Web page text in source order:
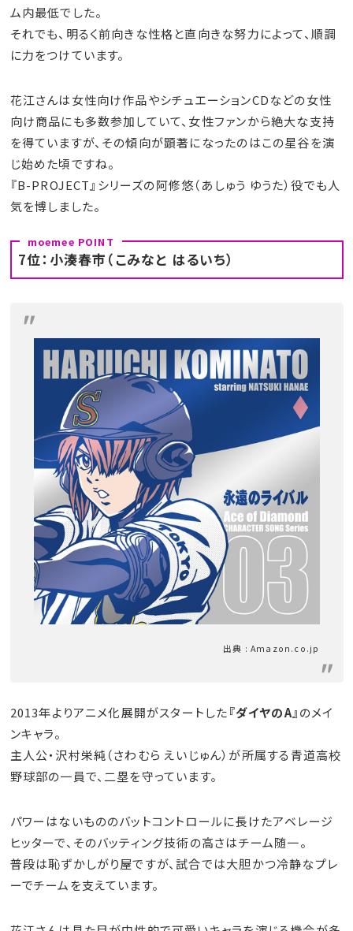
ム内最低でした。
それでも、明るく前向きな性格と直向きな努力によって、順調
に力をつけています。
花江さんは女性向け作品やシチュエーションCDなどの女性
向け商品にも多数参加していて、女性ファンから絶大な支持
を得ていますが、その傾向が顕著になったのはこの星谷を演
じ始めた頃ですね。
『B-PROJECT』シリーズの阿修悠（あしゅう ゆうた）役でも人
気を博しました。
7位：小湊春市（こみなと はるいち）
出典 : Amazon.co.jp
2013年よりアニメ化展開がスタートした『ダイヤのA』のメイ
ンキャラ。
主人公・沢村栄純（さわむら えいじゅん）が所属する青道高校
野球部の一員で、二塁を守っています。
パワーはないもののバットコントロールに長けたアベレージ
ヒッターで、そのバッティング技術の高さはチーム随一。
普段は恥ずかしがり屋ですが、試合では大胆かつ冷静なプレ
ーでチームを支えています。